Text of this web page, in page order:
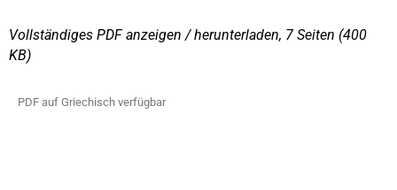
Vollständiges PDF anzeigen / herunterladen, 7 Seiten (400
KΒ)
PDF auf Griechisch verfügbar